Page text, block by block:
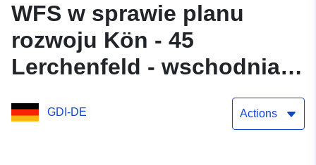
WFS w sprawie planu
rozwoju Kön - 45
Lerchenfeld - wschodnia
strona (pochodzenie)
miasta Königslutter am
GDI-DE Actions